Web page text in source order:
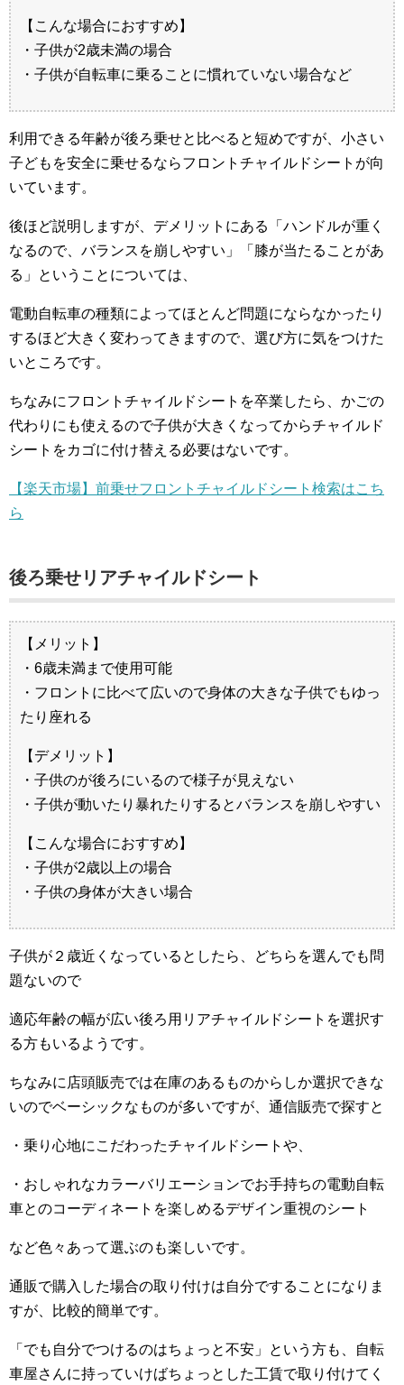
【こんな場合におすすめ】
・子供が2歳未満の場合
・子供が自転車に乗ることに慣れていない場合など
利用できる年齢が後ろ乗せと比べると短めですが、小さい
子どもを安全に乗せるならフロントチャイルドシートが向
いています。
後ほど説明しますが、デメリットにある「ハンドルが重く
なるので、バランスを崩しやすい」「膝が当たることがあ
る」ということについては、
電動自転車の種類によってほとんど問題にならなかったり
するほど大きく変わってきますので、選び方に気をつけた
いところです。
ちなみにフロントチャイルドシートを卒業したら、かごの
代わりにも使えるので子供が大きくなってからチャイルド
シートをカゴに付け替える必要はないです。
【楽天市場】前乗せフロントチャイルドシート検索はこち
ら
後ろ乗せリアチャイルドシート
【メリット】
・6歳未満まで使用可能
・フロントに比べて広いので身体の大きな子供でもゆっ
たり座れる
【デメリット】
・子供のが後ろにいるので様子が見えない
・子供が動いたり暴れたりするとバランスを崩しやすい
【こんな場合におすすめ】
・子供が2歳以上の場合
・子供の身体が大きい場合
子供が２歳近くなっているとしたら、どちらを選んでも問
題ないので
適応年齢の幅が広い後ろ用リアチャイルドシートを選択す
る方もいるようです。
ちなみに店頭販売では在庫のあるものからしか選択できな
いのでベーシックなものが多いですが、通信販売で探すと
・乗り心地にこだわったチャイルドシートや、
・おしゃれなカラーバリエーションでお手持ちの電動自転
車とのコーディネートを楽しめるデザイン重視のシート
など色々あって選ぶのも楽しいです。
通販で購入した場合の取り付けは自分ですることになりま
すが、比較的簡単です。
「でも自分でつけるのはちょっと不安」という方も、自転
車屋さんに持っていけばちょっとした工賃で取り付けてく